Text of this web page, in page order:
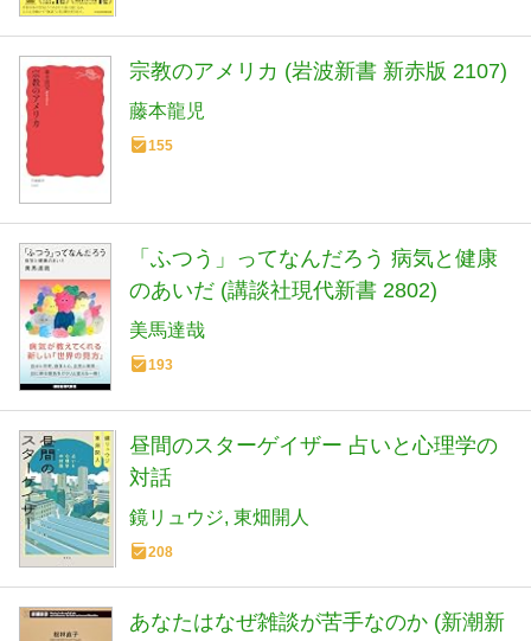
宗教のアメリカ (岩波新書 新赤版 2107)
藤本龍児
155
「ふつう」ってなんだろう 病気と健康
のあいだ (講談社現代新書 2802)
美馬達哉
193
昼間のスターゲイザー 占いと心理学の
対話
鏡リュウジ 東畑開人
208
あなたはなぜ雑談が苦手なのか (新潮新